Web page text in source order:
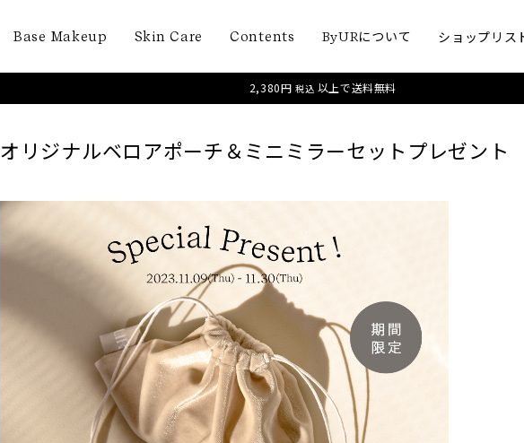
Base Makeup Skin Care Contents ByURについて ショップリス
2,380円税込 以上で送料無料
オリジナルベロアポーチ＆ミニミラーセットプレゼント